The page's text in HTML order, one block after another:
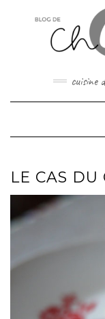
cuisine
LE CAS DU